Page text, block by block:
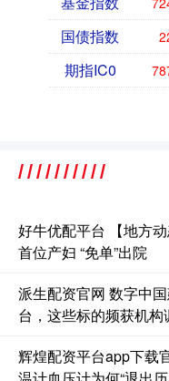
国债指数
期指IC0
好牛优配平台 【地方
首位产妇 “免单”出院
派生配资官网 数字中
台，这些标的频获机构
辉煌配资平台app下载